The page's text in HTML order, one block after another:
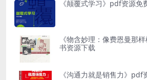
《颠覆式学习》pdf资源免
《物含妙理：像费恩曼那
书资源下载
《沟通力就是销售力》pdf